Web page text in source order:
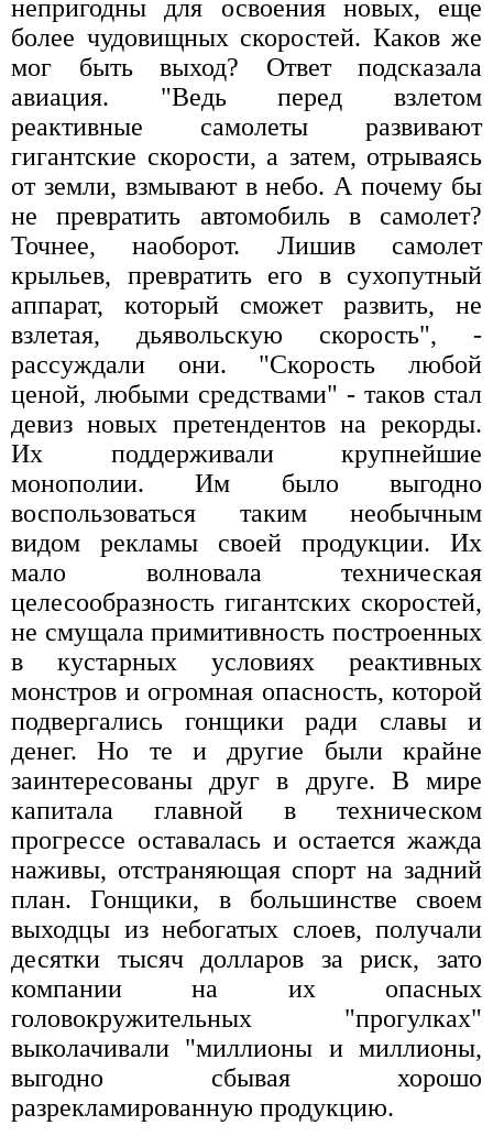
непригодны для освоения новых, еще
более чудовищных скоростей. Каков же
мог быть выход? Ответ подсказала
авиация. "Ведь перед взлетом
реактивные самолеты развивают
гигантские скорости, а затем, отрываясь
от земли, взмывают в небо. А почему бы
не превратить автомобиль в самолет?
Точнее, наоборот. Лишив самолет
крыльев, превратить его в сухопутный
аппарат, который сможет развить, не
взлетая, дьявольскую скорость", -
рассуждали они. "Скорость любой
ценой, любыми средствами" - таков стал
девиз новых претендентов на рекорды.
Их поддерживали крупнейшие
монополии. Им было выгодно
воспользоваться таким необычным
видом рекламы своей продукции. Их
мало волновала техническая
целесообразность гигантских скоростей,
не смущала примитивность построенных
в кустарных условиях реактивных
монстров и огромная опасность, которой
подвергались гонщики ради славы и
денег. Но те и другие были крайне
заинтересованы друг в друге. В мире
капитала главной в техническом
прогрессе оставалась и остается жажда
наживы, отстраняющая спорт на задний
план. Гонщики, в большинстве своем
выходцы из небогатых слоев, получали
десятки тысяч долларов за риск, зато
компании на их опасных
головокружительных "прогулках"
выколачивали "миллионы и миллионы,
выгодно сбывая хорошо
разрекламированную продукцию.